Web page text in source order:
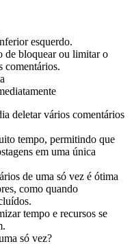
esquerdo.
de bloquear ou limitar o
comentários.
deletar vários comentários
tempo, permitindo que
em uma única
de uma só vez é ótima
como quando
tempo e recursos se
só vez?